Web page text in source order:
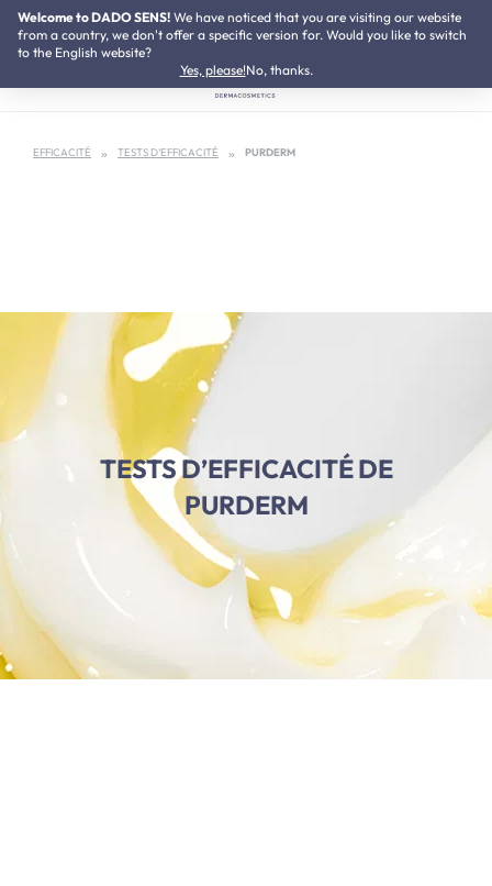
Passer au contenu principal
Welcome to DADO SENS! We have noticed that you are visiting our website
from a country, we don't offer a specific version for. Would you like to switch
to the English website?
Yes, please!No, thanks.
Testé dermatologiquement
EFFICACITÉ TESTS D’EFFICACITÉ PURDERM
TESTS D’EFFICACITÉ DE
PURDERM